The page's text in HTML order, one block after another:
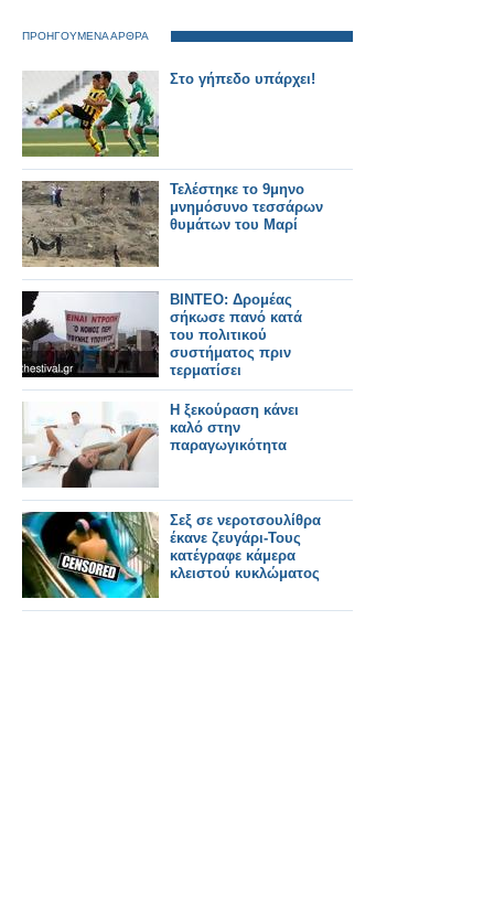
ΠΡΟΗΓΟΥΜΕΝΑ ΑΡΘΡΑ
Στο γήπεδο υπάρχει!
Τελέστηκε το 9μηνο
μνημόσυνο τεσσάρων
θυμάτων του Μαρί
BINTEO: Δρομέας
σήκωσε πανό κατά
του πολιτικού
συστήματος πριν
τερματίσει
Η ξεκούραση κάνει
καλό στην
παραγωγικότητα
Σεξ σε νεροτσουλίθρα
έκανε ζευγάρι-Τους
κατέγραφε κάμερα
κλειστού κυκλώματος